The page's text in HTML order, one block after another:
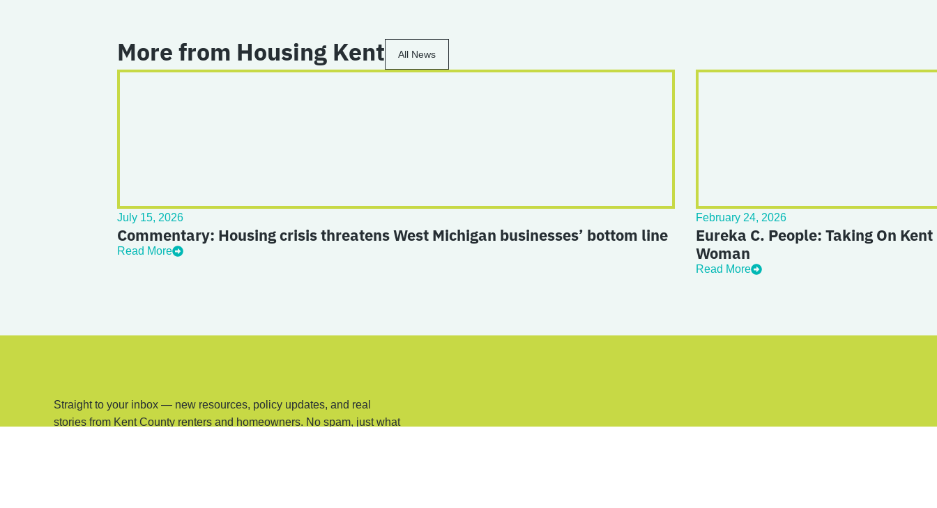
More from Housing Kent All News
July 15, 2026
Commentary: Housing crisis threatens West Michigan businesses’ bottom line
Read More
February 24, 2026
Eureka C. People: Taking On
Woman
Read More
Straight to your inbox — new resources, policy updates, and real
stories from Kent County renters and homeowners. No spam, just what